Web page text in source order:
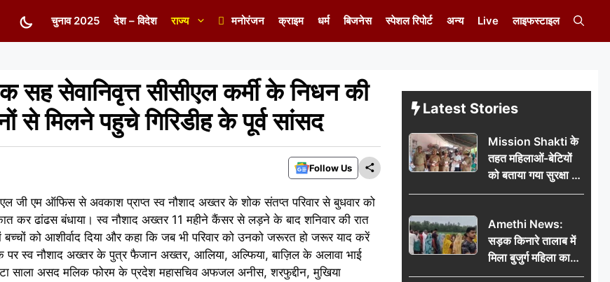
चुनाव 2025 देश – विदेश राज्य मनोरंजन क्राइम धर्म बिजनेस स्पेशल रिपोर्ट अन्य Live लाइफस्टाइल
सेवानिवृत्त सीसीएल कर्मी के निधन की
से मिलने पहुचे गिरिडीह के पूर्व सांसद
Follow Us
जी एम ऑफिस से अवकाश प्राप्त स्व नौशाद अख्तर के शोक संतप्त परिवार से बुधवार को
कर ढांढस बंधाया। स्व नौशाद अख्तर 11 महीने कैंसर से लड़ने के बाद शनिवार की रात
को आशीर्वाद दिया और कहा कि जब भी परिवार को उनको जरूरत हो जरूर याद करें
पर स्व नौशाद अख्तर के पुत्र फैजान अख्तर, आलिया, अल्फिया, बाज़िल के अलावा भाई
साला असद मलिक फोरम के प्रदेश महासचिव अफजल अनीस, शरफुद्दीन, मुखिया
Latest Stories
Mission Shakti के
तहत महिलाओं-बेटियों
को बताया गया सुरक्षा के
अधिकार
Amethi News:
सड़क किनारे तालाब में
मिला बुजुर्ग महिला का
शव, संदिग्ध परिस्थितियों